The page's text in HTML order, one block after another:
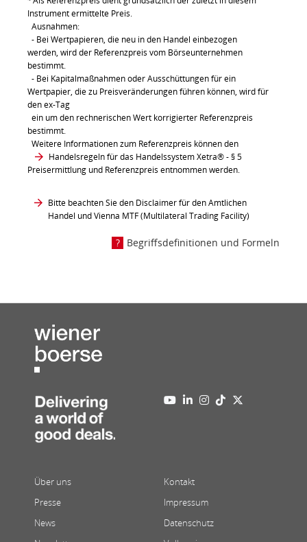
Instrument ermittelte Preis.
Ausnahmen:
- Bei Wertpapieren, die neu in den Handel einbezogen
werden, wird der Referenzpreis vom Börseunternehmen
bestimmt.
- Bei Kapitalmaßnahmen oder Ausschüttungen für ein
Wertpapier, die zu Preisveränderungen führen können, wird für
den ex-Tag
ein um den rechnerischen Wert korrigierter Referenzpreis
bestimmt.
Weitere Informationen zum Referenzpreis können den
Handelsregeln für das Handelssystem Xetra®- § 5
Preisermittlung und Referenzpreis entnommen werden.
Bitte beachten Sie den Disclaimer für den Amtlichen
Handel und Vienna MTF (Multilateral Trading Facility)
Begriffsdefinitionen und Formeln
Über uns
Presse
News
Kontakt
Impressum
Datenschutz